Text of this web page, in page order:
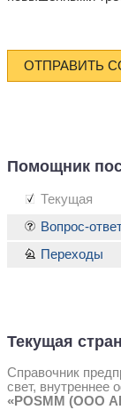
ОТПРАВИТЬ
Помощник
Текущая
Текущая
Справочник
свет, внутреннее
«POSMM (ООО
Вопрос-
Переходы